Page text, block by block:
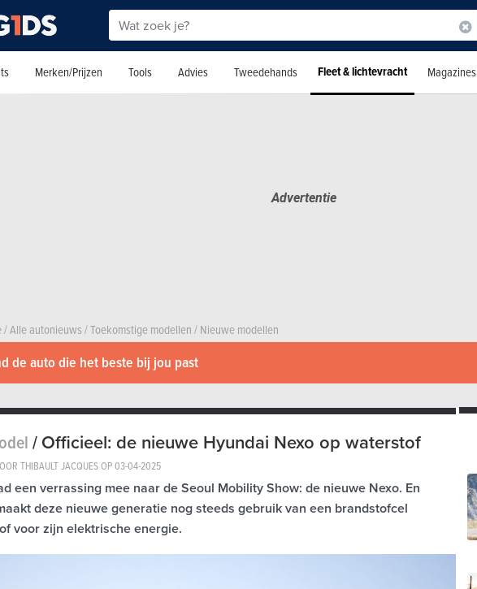
Merken/Prijzen Tools Advies Tweedehands Fleet & lichtevracht Magazines
/Alle autonieuws/Toekomstige modellen/Nieuwe modellen
de auto die het beste bij jou past
/Officieel: de nieuwe Hyundai Nexo op waterstof
THIBAULT JACQUES OP03-04-2025
een verrassing mee naar de Seoul Mobility Show: de nieuwe Nexo. En
deze nieuwe generatie nog steeds gebruik van een brandstofcel
voor zijn elektrische energie.